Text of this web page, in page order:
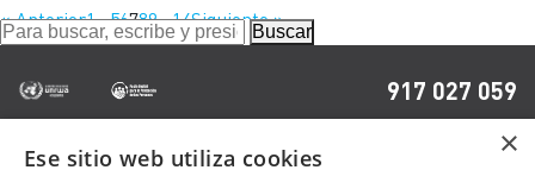
« Anterior1…56789…14Siguiente »
Buscar
917 027 059
×
Ese sitio web utiliza cookies